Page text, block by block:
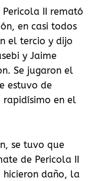
Pericola II remató
en casi todos
el tercio y dijo
y Jaime
Se jugaron el
estuvo de
en el
se tuvo que
de Pericola II
hicieron daño, la